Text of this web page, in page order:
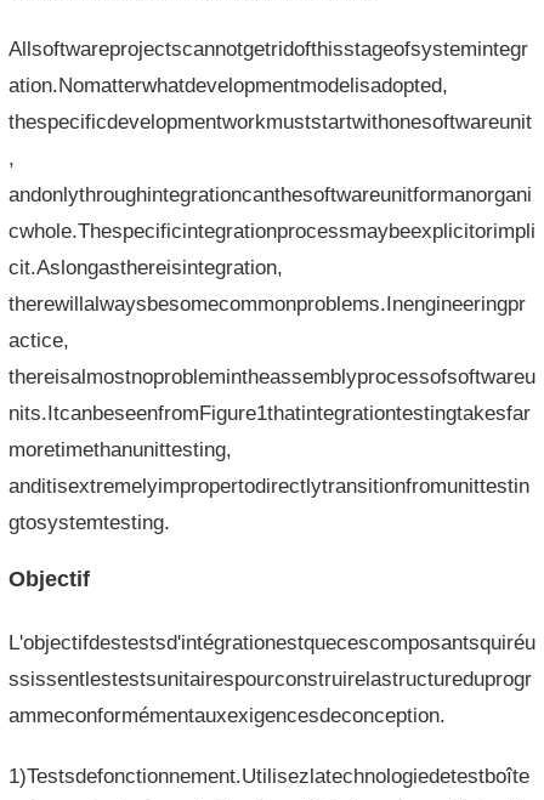
Allsoftwareprojectscannotgetridofthisstageofsystemintegr
ation.Nomatterwhatdevelopmentmodelisadopted,
thespecificdevelopmentworkmuststartwithonesoftwareunit
,
andonlythroughintegrationcanthesoftwareunitformanorgani
cwhole.Thespecificintegrationprocessmaybeexplicitorimpli
cit.Aslongasthereisintegration,
therewillalwaysbesomecommonproblems.Inengineeringpr
actice,
thereisalmostnoproblemintheassemblyprocessofsoftwareu
nits.ItcanbeseenfromFigure1thatintegrationtestingtakesfar
moretimethanunittesting,
anditisextremelyimpropertodirectlytransitionfromunittestin
gtosystemtesting.
Objectif
L'objectifdestestsd'intégrationestquecescomposantsquiréu
ssissentlestestsunitairespourconstruirelastructureduprogr
ammeconformémentauxexigencesdeconception.
1)Testsdefonctionnement.Utilisezlatechnologiedetestboîte